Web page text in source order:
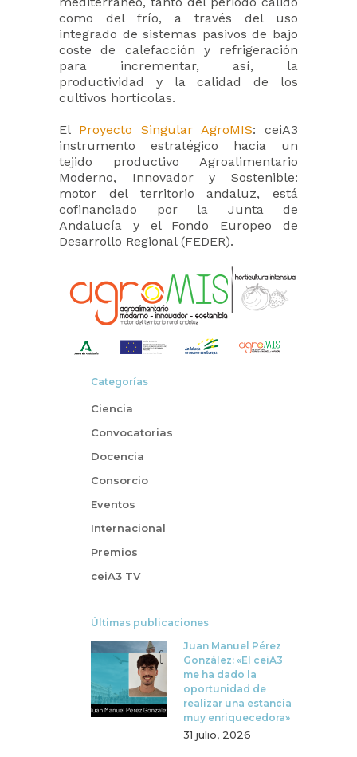
como del frío, a través del uso
integrado de sistemas pasivos de bajo
coste de calefacción y refrigeración
para incrementar, así, la
productividad y la calidad de los
cultivos hortícolas.
El Proyecto Singular AgroMIS: ceiA3
instrumento estratégico hacia un
tejido productivo Agroalimentario
Moderno, Innovador y Sostenible:
motor del territorio andaluz, está
cofinanciado por la Junta de
Andalucía y el Fondo Europeo de
Desarrollo Regional (FEDER).
Categorías
Ciencia
Convocatorias
Docencia
Consorcio
Eventos
Internacional
Premios
ceiA3 TV
Últimas publicaciones
Juan Manuel Pérez
González: «El ceiA3
me ha dado la
oportunidad de
realizar una estancia
muy enriquecedora»
31 julio, 2026